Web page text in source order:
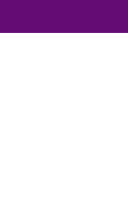
to